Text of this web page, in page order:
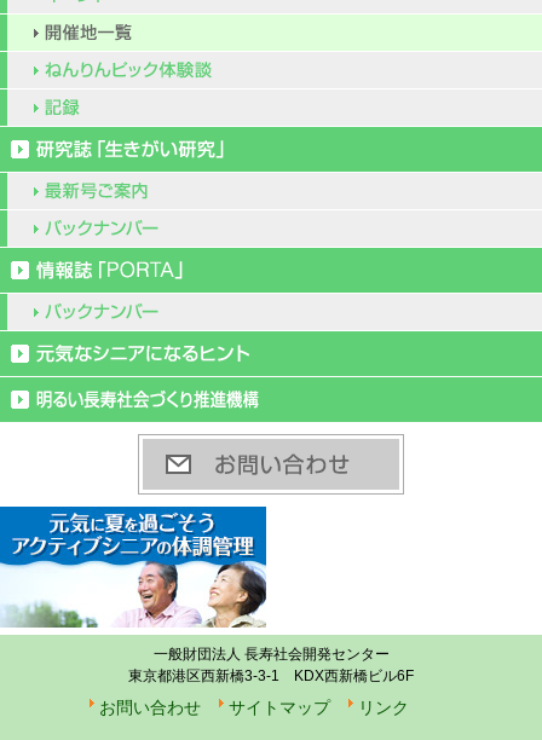
一般財団法人 長寿社会開発センター
東京都港区西新橋3-3-1 KDX西新橋ビル6F
お問い合わせ サイトマップ リンク